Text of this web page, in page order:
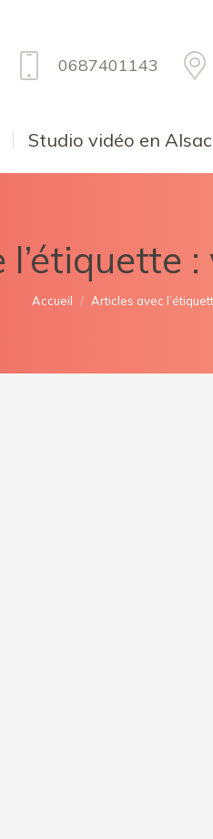
0687401143
Studio vidéo en
:
Vous êtes ici :
Accueil Articles avec